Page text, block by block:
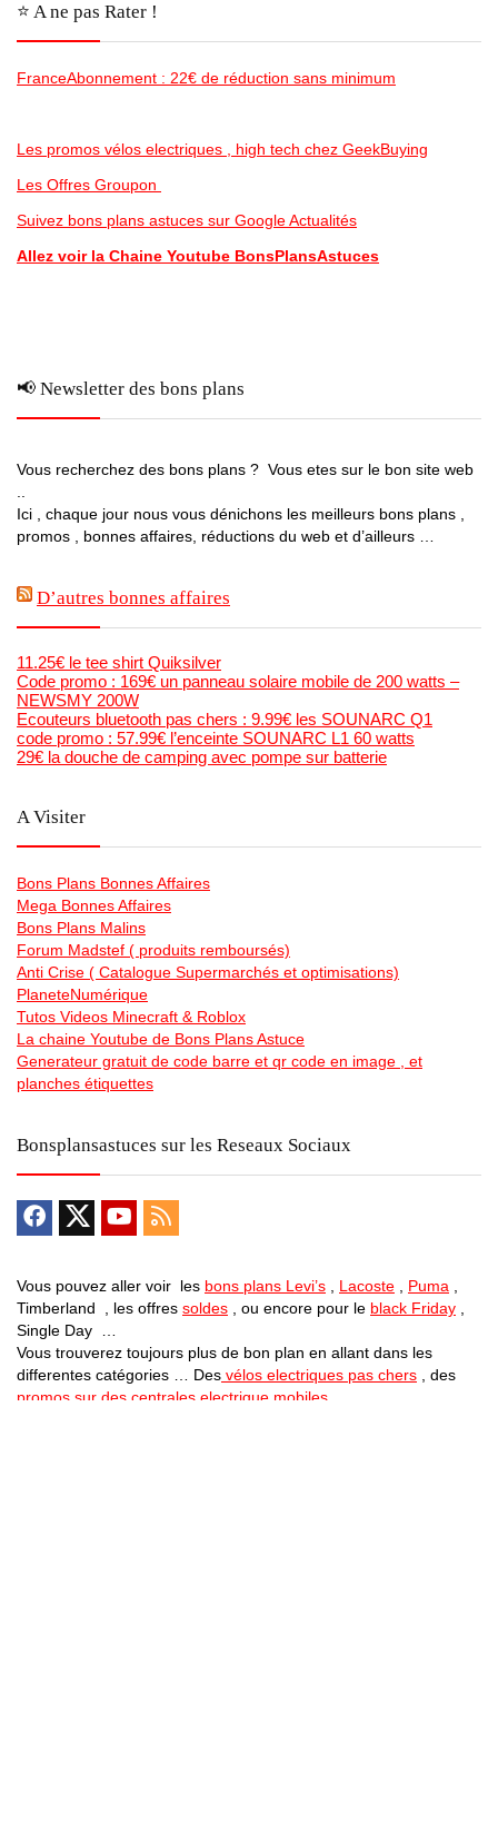
⭐️ A ne pas Rater !
FranceAbonnement : 22€ de réduction sans minimum
Les promos vélos electriques , high tech chez GeekBuying
Les Offres Groupon
Suivez bons plans astuces sur Google Actualités
Allez voir la Chaine Youtube BonsPlansAstuces
📢 Newsletter des bons plans
Vous recherchez des bons plans ? Vous etes sur le bon site web
..
Ici , chaque jour nous vous dénichons les meilleurs bons plans ,
promos , bonnes affaires, réductions du web et d’ailleurs …
D’autres bonnes affaires
11.25€ le tee shirt Quiksilver
Code promo : 169€ un panneau solaire mobile de 200 watts –
NEWSMY 200W
Ecouteurs bluetooth pas chers : 9.99€ les SOUNARC Q1
code promo : 57.99€ l’enceinte SOUNARC L1 60 watts
29€ la douche de camping avec pompe sur batterie
A Visiter
Bons Plans Bonnes Affaires
Mega Bonnes Affaires
Bons Plans Malins
Forum Madstef ( produits remboursés)
Anti Crise ( Catalogue Supermarchés et optimisations)
PlaneteNumérique
Tutos Videos Minecraft & Roblox
La chaine Youtube de Bons Plans Astuce
Generateur gratuit de code barre et qr code en image , et
planches étiquettes
Bonsplansastuces sur les Reseaux Sociaux
Vous pouvez aller voir les bons plans Levi’s , Lacoste , Puma ,
Timberland , les offres soldes , ou encore pour le black Friday ,
Single Day …
Vous trouverez toujours plus de bon plan en allant dans les
differentes catégories … Des vélos electriques pas chers , des
promos sur des centrales electrique mobiles